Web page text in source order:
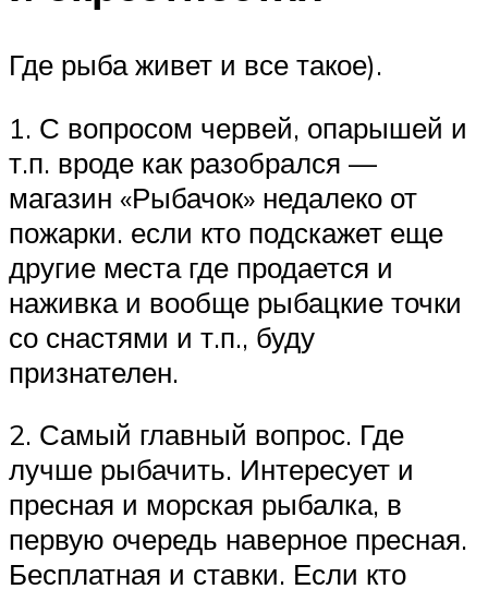
Где рыба живет и все такое).
1. С вопросом червей, опарышей и
т.п. вроде как разобрался —
магазин «Рыбачок» недалеко от
пожарки. если кто подскажет еще
другие места где продается и
наживка и вообще рыбацкие точки
со снастями и т.п., буду
признателен.
2. Самый главный вопрос. Где
лучше рыбачить. Интересует и
пресная и морская рыбалка, в
первую очередь наверное пресная.
Бесплатная и ставки. Если кто